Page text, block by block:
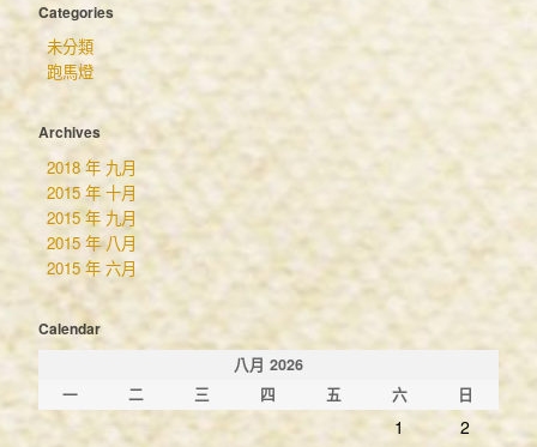
豪華四人套房
背包客棧(標準床3*6.2)
背包客棧
交通資訊
旅遊資訊
小鎮專屬旅遊資訊
南投埔里-美食、小吃，資訊大公開
南投魚池-日月潭&龍鳳宮月老廟
南投中寮-漫步天空–中寮空中步道 & 龍鳳瀑布
南投國姓-神祕古剎崁斗靈光寺
Categories
未分類
跑馬燈
Archives
2018 年 九月
2015 年 十月
2015 年 九月
2015 年 八月
2015 年 六月
Calendar
八月 2026
一
二 三 四 五 六 日
1
2